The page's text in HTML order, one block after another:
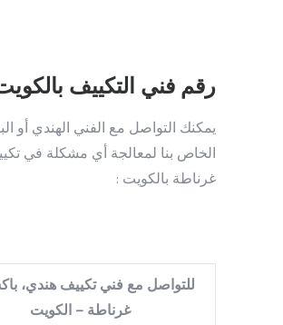
رقم فني التكييف
يمكنك التواصل مع الفني الهندي أو
الخاص بنا لمعالجة أي مشكلة في
غرناطة بالكويت :
للتواصل مع فني تكييف هندي،
غرناطة – الكويت